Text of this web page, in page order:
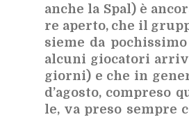
an­che la Spal) è
re aper­to, che il
sie­me da
al­cu­ni gio­ca­to­ri
gior­ni) e che in
d’a­go­sto, com­pre­so
le, va pre­so sem­pre